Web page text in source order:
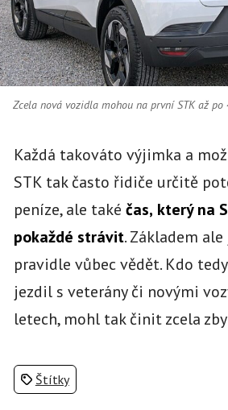
Zcela nová vozidla mohou na první STK až po
Každá takováto výjimka a
STK tak často řidiče určitě
peníze, ale také čas, který na
pokaždé strávit. Základem
pravidle vůbec vědět. Kdo
jezdil s veterány či novými
letech, mohl tak činit zcela
Štítky